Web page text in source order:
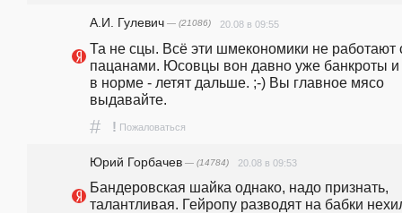
А.И. Гулевич — (21086) 20.08 в 09:55
Та не сцы. Всё эти шмекономики не работают
пацанами. Юсовцы вон давно уже банкроты и
в норме - летят дальше. ;-) Вы главное мясо
выдавайте.
# ! Пожаловаться
Юрий Горбачев — (14784) 20.08 в 09:53
Бандеровская шайка однако, надо признать,
талантливая. Гейропу разводят на бабки